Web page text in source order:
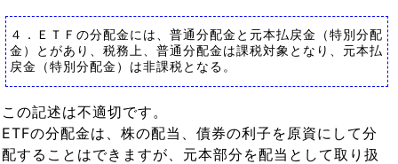
４．ＥＴＦの分配金には、普通分配金と元本払戻金（特別分配
金）とがあり、税務上、普通分配金は課税対象となり、元本払
戻金（特別分配金）は非課税となる。
この記述は不適切です。
ETFの分配金は、株の配当、債券の利子を原資にして分
配することはできますが、元本部分を配当として取り扱